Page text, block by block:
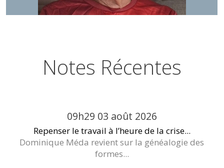
Notes Récentes
09h29 03 août 2026
Repenser le travail à l’heure de la crise...
Dominique Méda revient sur la généalogie des
formes...